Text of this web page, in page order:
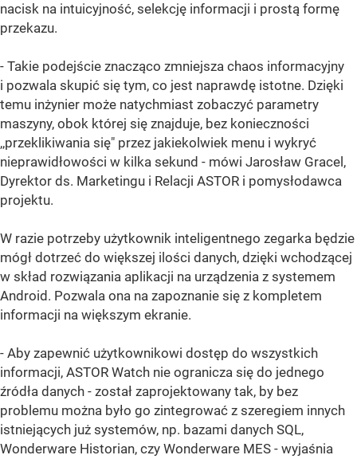
nacisk na intuicyjność, selekcję informacji i prostą formę
przekazu.
- Takie podejście znacząco zmniejsza chaos informacyjny
i pozwala skupić się tym, co jest naprawdę istotne. Dzięki
temu inżynier może natychmiast zobaczyć parametry
maszyny, obok której się znajduje, bez konieczności
,,przeklikiwania się" przez jakiekolwiek menu i wykryć
nieprawidłowości w kilka sekund - mówi Jarosław Gracel,
Dyrektor ds. Marketingu i Relacji ASTOR i pomysłodawca
projektu.
W razie potrzeby użytkownik inteligentnego zegarka będzie
mógł dotrzeć do większej ilości danych, dzięki wchodzącej
w skład rozwiązania aplikacji na urządzenia z systemem
Android. Pozwala ona na zapoznanie się z kompletem
informacji na większym ekranie.
- Aby zapewnić użytkownikowi dostęp do wszystkich
informacji, ASTOR Watch nie ogranicza się do jednego
źródła danych - został zaprojektowany tak, by bez
problemu można było go zintegrować z szeregiem innych
istniejących już systemów, np. bazami danych SQL,
Wonderware Historian, czy Wonderware MES - wyjaśnia